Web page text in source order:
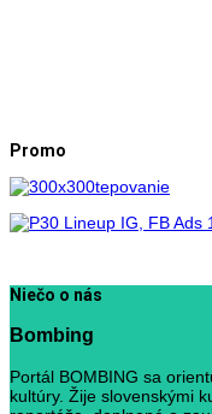
Promo
Niečo o nás
Bombing
Portál BOMBING sa
kultúry. Žije slovenskými